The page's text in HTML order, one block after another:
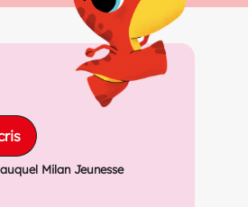
Milan Jeunesse